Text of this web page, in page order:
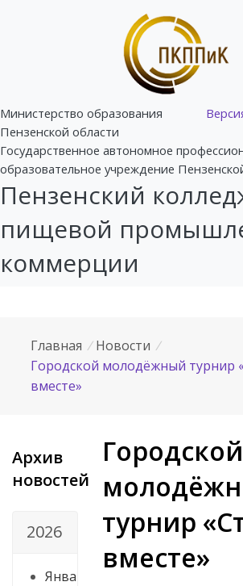
Министерство образования
Пензенской области
Государственное автономное
образовательное учреждение
Пензенский
пищевой
коммерции
Главная / Новости /
Городской молодёжный турнир
вместе»
Архив
новостей
2026
Янва
Городской
турнир
вместе»